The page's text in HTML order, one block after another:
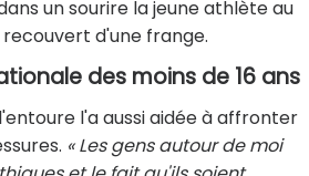
un sourire la jeune athlète au
d'une frange.
des moins de 16 ans
l'a aussi aidée à affronter
« Les gens autour de moi